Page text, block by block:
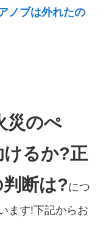
ノブは外れたの
災のぺ
けるか?正
断は?につ
ます!下記からお